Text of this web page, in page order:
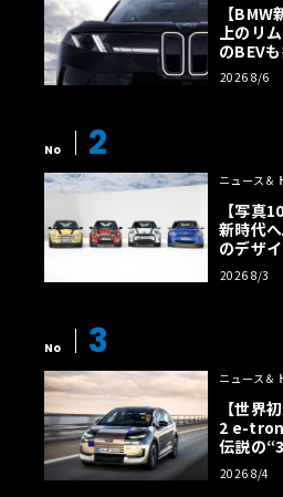
グラフィックと素材を採用するス
れる。さらにダッシュボードには
切り出されたオリジナル素材が極
ており、水上レースとの確かな
海と陸のパートナーシップが指
【
上のリ
のBEV
様の全貌
2026 8/6
No 2
ニュース＆
【写真
新時代
のデザ
2026 8/3
No 3
ニュース＆
【世界
2 e-tron
伝説の
効率エ
【画像38
2026 8/4